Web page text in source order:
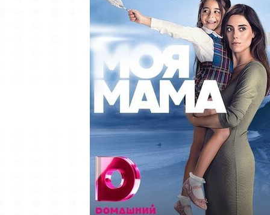
58 серия
59 серия
62 серия
63 серия
66 серия
67 серия
70 серия
71 серия
74 серия
75 серия
78 серия
79 серия
82 серия 83 серия